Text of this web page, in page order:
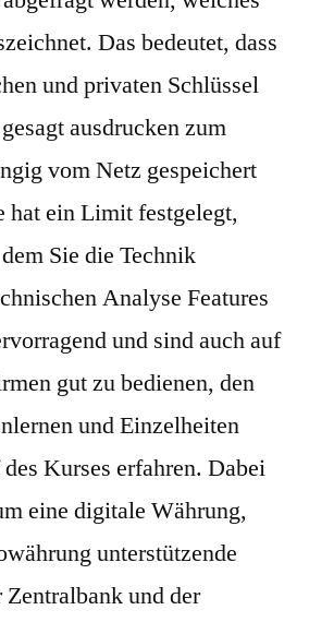
Das bedeutet, dass
und privaten Schlüssel
ausdrucken zum
vom Netz gespeichert
hat ein Limit festgelegt,
Sie die Technik
Analyse Features
und sind auch auf
gut zu bedienen, den
und Einzelheiten
Kurses erfahren. Dabei
eine digitale Währung,
unterstützende
und der